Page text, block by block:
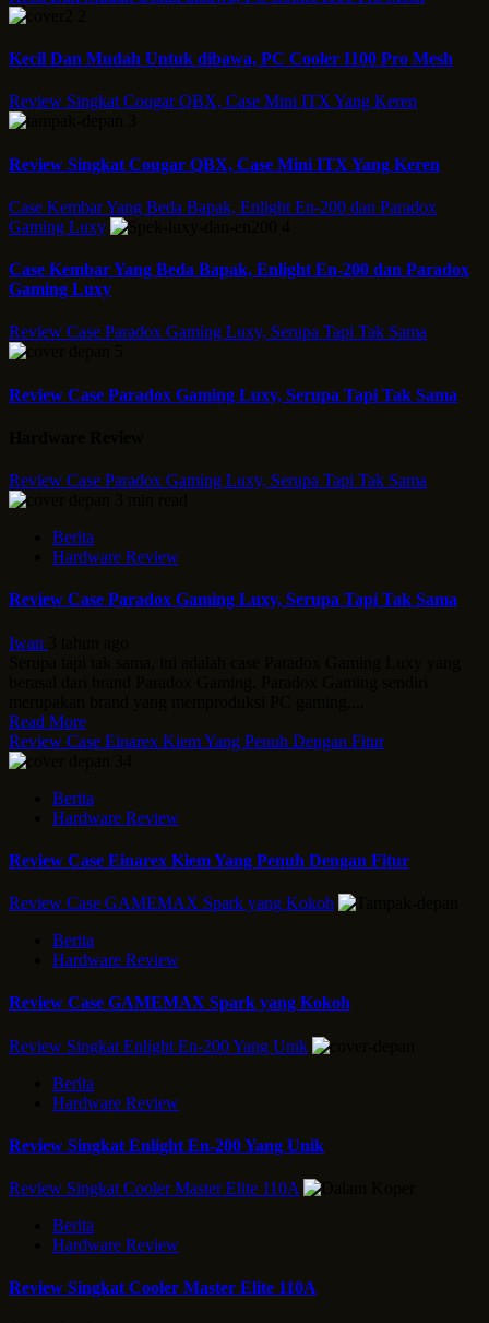
Kecil Dan Mudah Untuk dibawa, PC Cooler I100 Pro Mesh
Review Singkat Cougar QBX, Case Mini ITX Yang Keren
Review Singkat Cougar QBX, Case Mini ITX Yang Keren
Case Kembar Yang Beda Bapak, Enlight En-200 dan Paradox
Gaming Luxy
Case Kembar Yang Beda Bapak, Enlight En-200 dan Paradox
Gaming Luxy
Review Case Paradox Gaming Luxy, Serupa Tapi Tak Sama
Review Case Paradox Gaming Luxy, Serupa Tapi Tak Sama
Review Case Paradox Gaming Luxy, Serupa Tapi Tak Sama
Berita
Hardware Review
Review Case Paradox Gaming Luxy, Serupa Tapi Tak Sama
Iwan
Read More
Review Case Einarex Kiem Yang Penuh Dengan Fitur
Berita
Hardware Review
Review Case Einarex Kiem Yang Penuh Dengan Fitur
Review Case GAMEMAX Spark yang Kokoh
Berita
Hardware Review
Review Case GAMEMAX Spark yang Kokoh
Review Singkat Enlight En-200 Yang Unik
Berita
Hardware Review
Review Singkat Enlight En-200 Yang Unik
Review Singkat Cooler Master Elite 110A
Berita
Hardware Review
Review Singkat Cooler Master Elite 110A